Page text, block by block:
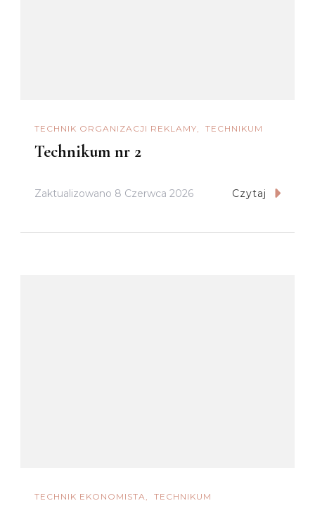
TECHNIK ORGANIZACJI REKLAMY TECHNIKUM
Technikum nr 2
Zaktualizowano 8 Czerwca 2026 Czytaj
TECHNIK EKONOMISTA TECHNIKUM